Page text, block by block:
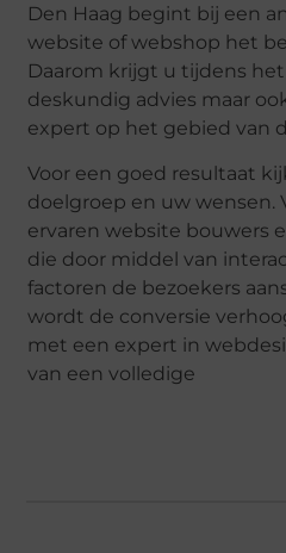
Den Haag begint bij een
website of webshop het
Daarom krijgt u tijdens
deskundig advies maar
expert op het gebied van
Voor een goed resultaat
doelgroep en uw wensen.
ervaren website bouwers
die door middel van
factoren de bezoekers
wordt de conversie
met een expert in
van een volledige